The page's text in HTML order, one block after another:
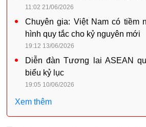
11:02 21/06/2026
Chuyên gia: Việt Nam có tiềm
hình quy tắc cho kỷ nguyên mới
19:12 13/06/2026
Diễn đàn Tương lai ASEAN
biểu kỷ lục
19:05 10/06/2026
Xem thêm